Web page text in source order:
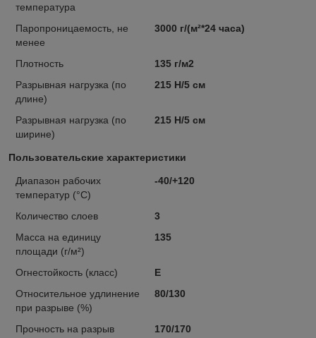
температура
Паропроницаемость, не
менее
3000 г/(м²*24 часа)
Плотность
135 г/м2
Разрывная нагрузка (по
длине)
215 Н/5 см
Разрывная нагрузка (по
ширине)
215 Н/5 см
Пользовательские характеристики
Диапазон рабочих
температур (°C)
-40/+120
Количество слоев
3
Масса на единицу
площади (г/м²)
135
Огнестойкость (класс)
E
Относительное удлинение
при разрыве (%)
80/130
Прочность на разрыв
170/170